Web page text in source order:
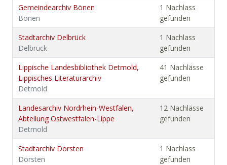
Gemeindearchiv Bönen
Bönen
1 Nachlass
gefunden
Stadtarchiv Delbrück
Delbrück
1 Nachlass
gefunden
Lippische Landesbibliothek Detmold,
Lippisches Literaturarchiv
Detmold
41 Nachlässe
gefunden
Landesarchiv Nordrhein-Westfalen,
Abteilung Ostwestfalen-Lippe
Detmold
12 Nachlässe
gefunden
Stadtarchiv Dorsten
Dorsten
1 Nachlass
gefunden